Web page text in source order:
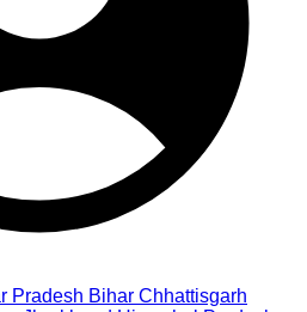
Pradesh Bihar Chhattisgarh